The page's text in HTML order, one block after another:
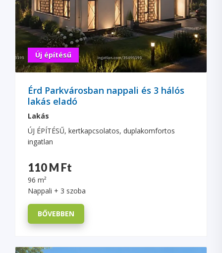
Új építésű
Érd Parkvárosban nappali és 3 hálós
lakás eladó
Lakás
ÚJ ÉPÍTÉSŰ, kertkapcsolatos, duplakomfortos
ingatlan
110 M Ft
96 m²
Nappali + 3 szoba
BŐVEBBEN